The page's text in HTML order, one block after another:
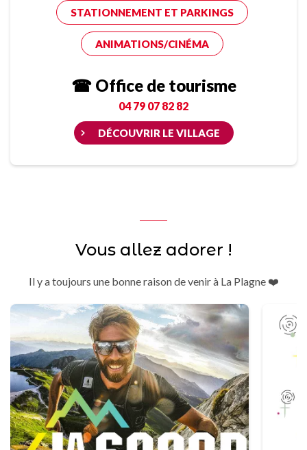
STATIONNEMENT ET PARKINGS
ANIMATIONS/CINÉMA
☎ Office de tourisme
04 79 07 82 82
DÉCOUVRIR LE VILLAGE
Vous allez adorer !
Il y a toujours une bonne raison de venir à La Plagne ❤️